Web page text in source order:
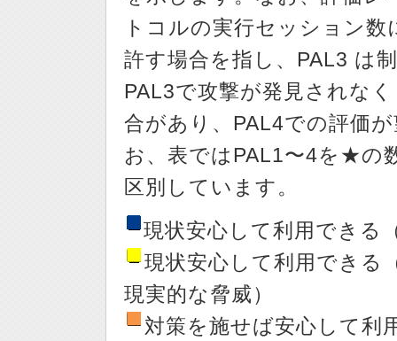
トコルの実行セッション
許す場合を指し、PAL3 は
PAL3で攻撃が発見されな
合があり、PAL4での評価
お、表ではPAL1〜4を★の
区別しています。
現状安心して利用できる
現状安心して利用できる
現実的な脅威）
対策を施せば安心して利